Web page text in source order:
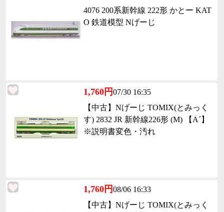
4076 200系新幹線 222形 かとー KAT
O 鉄道模型 Nげーじ
1,760円07/30 16:35
【中古】Nげーじ TOMIX(とみっく
す) 2832 JR 新幹線226形 (M) 【A´】
※説明書変色・汚れ
1,760円08/06 16:33
【中古】Nげーじ TOMIX(とみっく